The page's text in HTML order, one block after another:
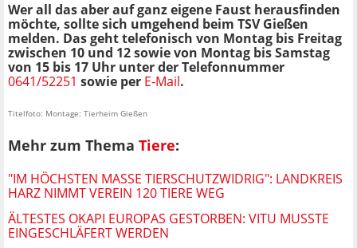
Wer all das aber auf ganz eigene Faust herausfinden
möchte, sollte sich umgehend beim TSV Gießen
melden. Das geht telefonisch von Montag bis Freitag
zwischen 10 und 12 sowie von Montag bis Samstag
von 15 bis 17 Uhr unter der Telefonnummer
0641/52251 sowie per E-Mail.
Titelfoto: Montage: Tierheim Gießen
Mehr zum Thema Tiere:
"IM HÖCHSTEN MASSE TIERSCHUTZWIDRIG": LANDKREIS H
ARZ NIMMT VEREIN 120 TIERE WEG
ÄLTESTES OKAPI EUROPAS GESTORBEN: VITU MUSSTE
EINGESCHLÄFERT WERDEN